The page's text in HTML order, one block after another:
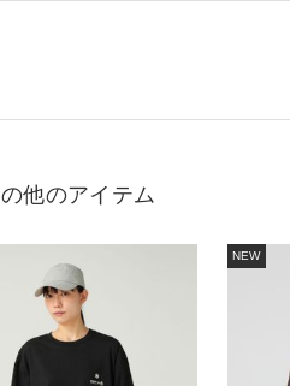
他のアイテム
NEW